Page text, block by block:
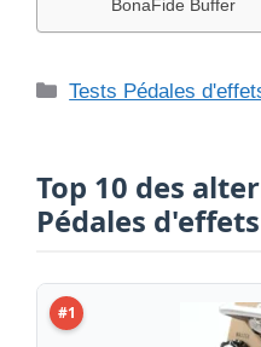
BonaFide Buffer
Catégories
Tests Pédales
Top 10 des
Pédales d'effets
#1